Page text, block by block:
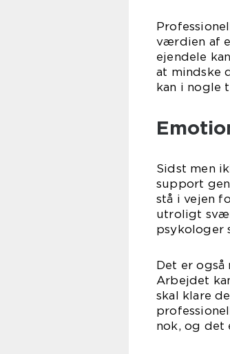
værdien af
ejendele
at mindske
kan i nogle
Sidst men
support
stå i vejen
utroligt
psykologer
Det er
Arbejdet
skal klare
nok, og det